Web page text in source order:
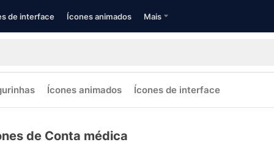
de interface Ícones animados Mais
Ícones animados Ícones de interface
de Conta médica